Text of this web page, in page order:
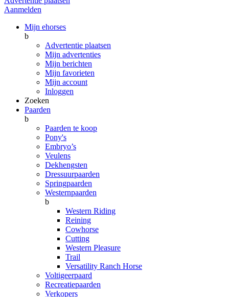
Aanmelden
Mijn ehorses
b
Advertentie plaatsen
Mijn advertenties
Mijn berichten
Mijn favorieten
Mijn account
Inloggen
Zoeken
Paarden
b
Paarden te koop
Pony's
Embryo’s
Veulens
Dekhengsten
Dressuurpaarden
Springpaarden
Westernpaarden
b
Western Riding
Reining
Cowhorse
Cutting
Western Pleasure
Trail
Versatility Ranch Horse
Voltigeerpaard
Recreatiepaarden
Verkopers